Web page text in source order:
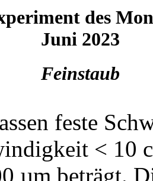
des
Juni 2023
Feinstaub
feste
< 10
µm beträgt.